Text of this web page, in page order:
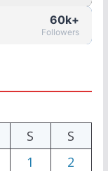
60k+
Followers
S
S
1
2